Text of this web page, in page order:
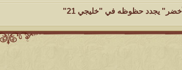
يجدد حظوظه في "خليجي 21"